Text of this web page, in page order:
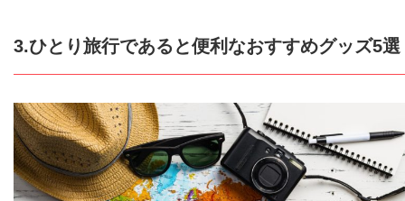
3.ひとり旅行であると便利なおすすめグッズ5選